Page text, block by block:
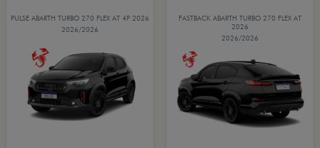
PULSE ABARTH TURBO 270 FLEX AT 4P 2026
2026/2026
FASTBACK ABARTH TURBO 270 FLEX AT
2026
2026/2026